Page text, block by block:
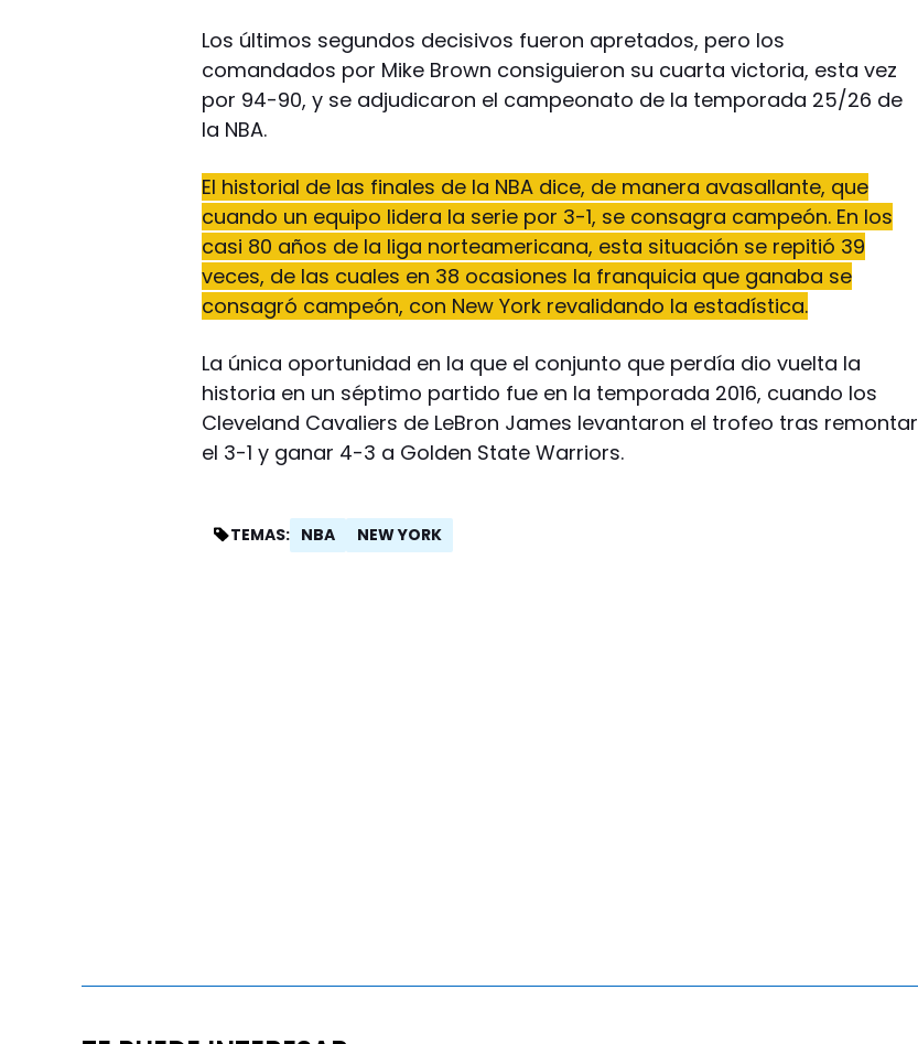
Los últimos segundos decisivos fueron apretados, pero los
comandados por Mike Brown consiguieron su cuarta victoria, esta vez
por 94-90, y se adjudicaron el campeonato de la temporada 25/26 de
la NBA.
El historial de las finales de la NBA dice, de manera avasallante, que
cuando un equipo lidera la serie por 3-1, se consagra campeón. En los
casi 80 años de la liga norteamericana, esta situación se repitió 39
veces, de las cuales en 38 ocasiones la franquicia que ganaba se
consagró campeón, con New York revalidando la estadística.
La única oportunidad en la que el conjunto que perdía dio vuelta la
historia en un séptimo partido fue en la temporada 2016, cuando los
Cleveland Cavaliers de LeBron James levantaron el trofeo tras remontar
el 3-1 y ganar 4-3 a Golden State Warriors.
TEMAS: NBA NEW YORK